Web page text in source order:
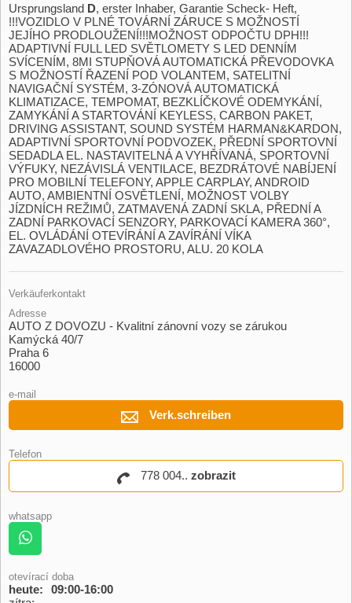
Ursprungsland D,​ erster Inhaber,​ Garantie Scheck​- Heft,​
!!!VOZIDLO V PLNÉ TOVÁRNÍ ZÁRUCE S MOŽNOSTÍ
JEJÍHO PRODLOUŽENÍ!!!MOŽNOST ODPOČTU DPH!!!
ADAPTIVNÍ FULL LED SVĚTLOMETY S LED DENNÍM
SVÍCENÍM,​ 8MI STUPŇOVÁ AUTOMATICKÁ PŘEVODOVKA
S MOŽNOSTÍ ŘAZENÍ POD VOLANTEM,​ SATELITNÍ
NAVIGAČNÍ SYSTÉM,​ 3​-ZÓNOVÁ AUTOMATICKÁ
KLIMATIZACE,​ TEMPOMAT,​ BEZKLÍČKOVÉ ODEMYKÁNÍ,​
ZAMYKÁNÍ A STARTOVÁNÍ KEYLESS,​ CARBON PAKET,​
DRIVING ASSISTANT,​ SOUND SYSTÉM HARMAN&KARDON,​
ADAPTIVNÍ SPORTOVNÍ PODVOZEK,​ PŘEDNÍ SPORTOVNÍ
SEDADLA EL. NASTAVITELNÁ A VYHŘÍVANÁ,​ SPORTOVNÍ
VÝFUKY,​ NEZÁVISLÁ VENTILACE,​ BEZDRÁTOVÉ NABÍJENÍ
PRO MOBILNÍ TELEFONY,​ APPLE CARPLAY,​ ANDROID
AUTO,​ AMBIENTNÍ OSVĚTLENÍ,​ MOŽNOST VOLBY
JÍZDNÍCH REŽIMŮ,​ ZATMAVENÁ ZADNÍ SKLA,​ PŘEDNÍ A
ZADNÍ PARKOVACÍ SENZORY,​ PARKOVACÍ KAMERA 360°,​
EL. OVLÁDÁNÍ OTEVÍRÁNÍ A ZAVÍRÁNÍ VÍKA
ZAVAZADLOVÉHO PROSTORU,​ ALU. 20 KOLA
Verkäuferkontakt
Adresse
AUTO Z DOVOZU - Kvalitní zánovní vozy se zárukou
Kamýcká 40/7
Praha 6
16000
e-mail
Verk.schreiben
Telefon
778 004.. zobrazit
whatsapp
otevírací doba
heute:
09:00-16:00